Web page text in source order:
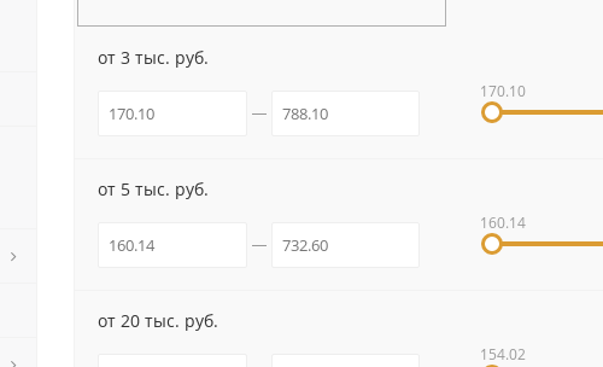
от 3 тыс. руб.
170.10
от 5 тыс. руб.
160.14
от 20 тыс. руб.
154.02